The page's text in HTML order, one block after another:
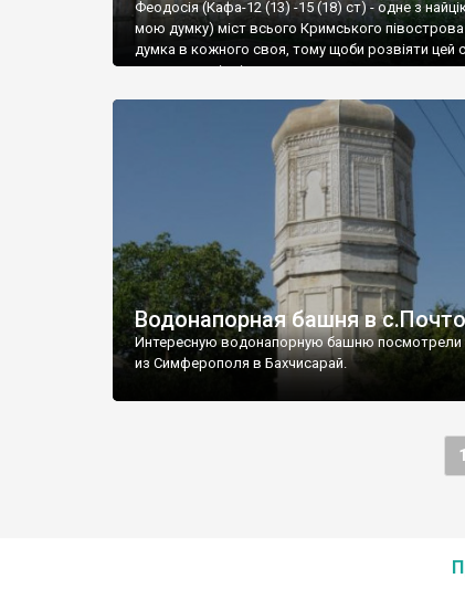
Феодосія (Кафа-12 (13) -15 (18) ст) - одне з
мою думку) міст всього Кримського
думка в кожного своя, тому щоби розвіяти цей
запрошую відвідати це
Водонапорная башня в
Интересную водонапорную башню посмотрели
из Симферополя в Бахчисарай.
1